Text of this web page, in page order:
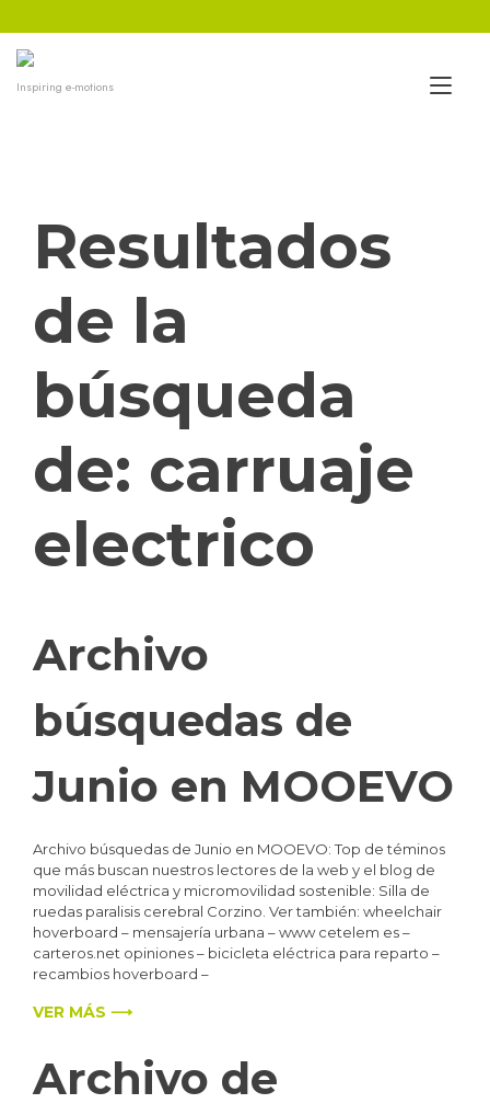
al
contenido
Inspiring e-motions
Resultados
de la
búsqueda
de: carruaje
electrico
Archivo
búsquedas de
Junio en MOOEVO
Archivo búsquedas de Junio en MOOEVO: Top de téminos
que más buscan nuestros lectores de la web y el blog de
movilidad eléctrica y micromovilidad sostenible: Silla de
ruedas paralisis cerebral Corzino. Ver también: wheelchair
hoverboard – mensajería urbana – www cetelem es –
carteros.net opiniones – bicicleta eléctrica para reparto –
recambios hoverboard –
VER MÁS ⟶
Archivo de